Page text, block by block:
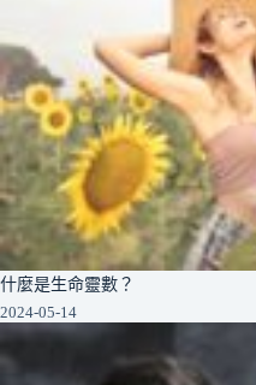
什麼是生命靈數？
2024-05-14